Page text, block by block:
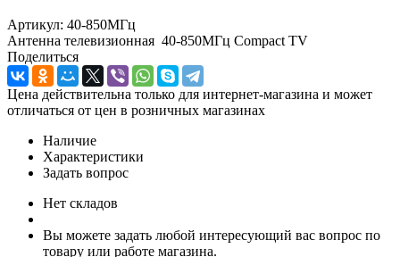
Артикул: 40-850МГц
Антенна телевизионная 40-850МГц Compact TV
Поделиться
Цена действительна только для интернет-магазина и может
отличаться от цен в розничных магазинах
Наличие
Характеристики
Задать вопрос
Нет складов
Вы можете задать любой интересующий вас вопрос по
товару или работе магазина.